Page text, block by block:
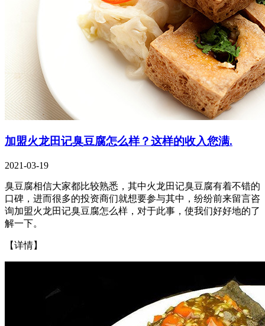
加盟火龙田记臭豆腐怎么样？这样的收入您满.
2021-03-19
臭豆腐相信大家都比较熟悉，其中火龙田记臭豆腐有着不错的
口碑，进而很多的投资商们就想要参与其中，纷纷前来留言咨
询加盟火龙田记臭豆腐怎么样，对于此事，使我们好好地的了
解一下。
【详情】